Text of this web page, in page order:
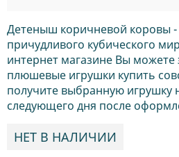
Детеныш коричневой коровы
причудливого кубического
интернет магазине Вы можете
плюшевые игрушки купить
получите выбранную игрушку
следующего дня после
НЕТ В НАЛИЧИИ